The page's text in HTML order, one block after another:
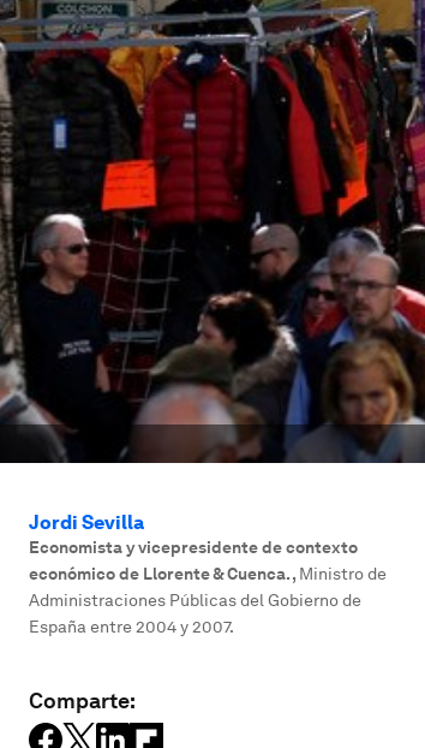
Jordi Sevilla
Economista y vicepresidente de contexto
económico de Llorente & Cuenca., Ministro de
Administraciones Públicas del Gobierno de
España entre 2004 y 2007.
Comparte: